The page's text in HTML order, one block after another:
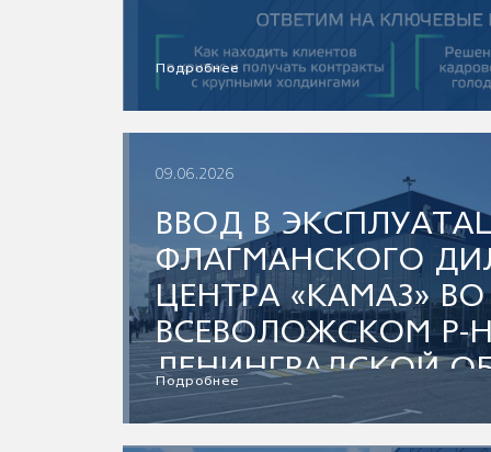
Подробнее
09.06.2026
ВВОД В
ФЛАГМАНСКОГО
ЦЕНТРА «КАМАЗ» ВО
ВСЕВОЛОЖСКОМ Р-
ЛЕНИНГРАДСКОЙ
Подробнее